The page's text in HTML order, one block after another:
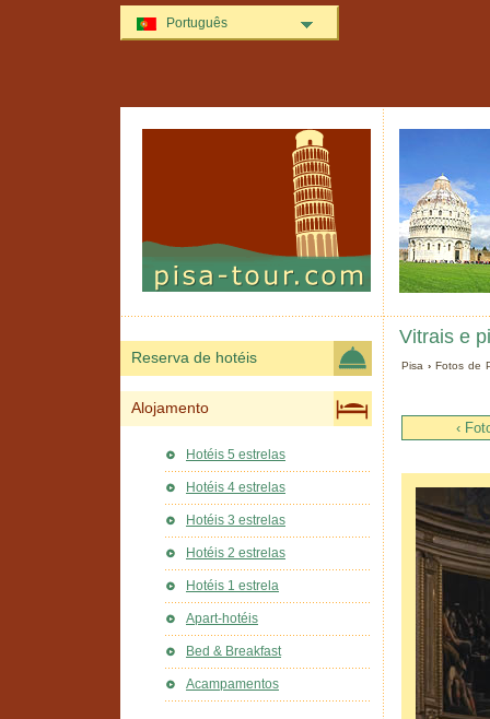
Vitrais e
Pisa ›Fotos de
‹
Reserva de hotéis
Alojamento
Hotéis 5 estrelas
Hotéis 4 estrelas
Hotéis 3 estrelas
Hotéis 2 estrelas
Hotéis 1 estrela
Apart-hotéis
Bed & Breakfast
Acampamentos
Português